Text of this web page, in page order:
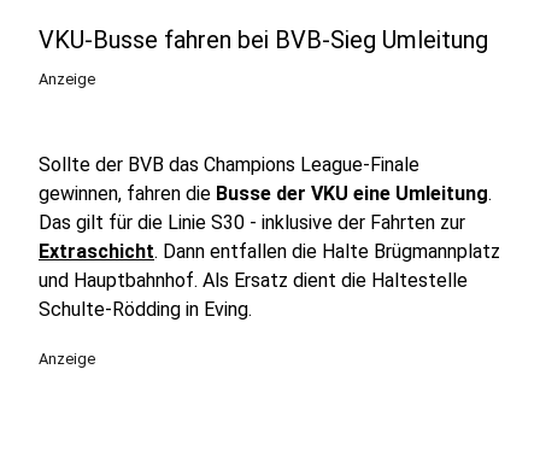
VKU-Busse fahren bei BVB-Sieg Umleitung
Anzeige
Sollte der BVB das Champions League-Finale
gewinnen, fahren die Busse der VKU eine Umleitung.
Das gilt für die Linie S30 - inklusive der Fahrten zur
Extraschicht. Dann entfallen die Halte Brügmannplatz
und Hauptbahnhof. Als Ersatz dient die Haltestelle
Schulte-Rödding in Eving.
Anzeige